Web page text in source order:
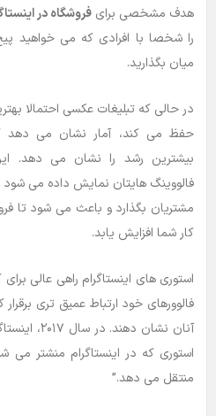
هدف مشخصی برایفروشگاه در
را شخصا با افرادی که می خواهید پیج
میان بگذارید.
بیشترین رشد را نشان می دهد.
فالووینگ هایتان نمایش داده می شود
مشتریان بگذارد و باعث می شود تا
کار شما افزایش یابد.
استوری های اینستاگرام راهی عالی
فالوورهای خود ارتباط عمیق تری
آنان نشان
استوری که در اینستاگرام منشتر می
منتقل می دهد.”